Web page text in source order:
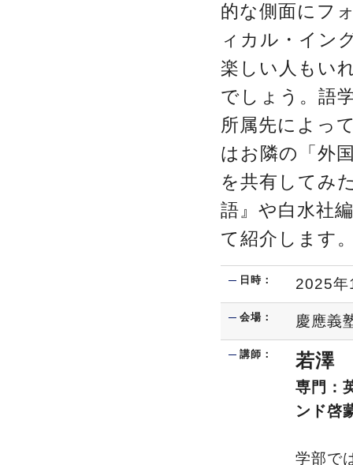
的な側面にフ
ィカル・イン
楽しい人もい
でしょう。語
所属先によっ
はお隣の「外
を共有してみ
語』や白水社
て紹介します
日時： 2025
会場： 慶應義
講師： 若澤
専門：
ンド啓
学部で